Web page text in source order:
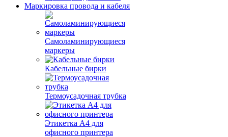
Маркировка провода и кабеля
Самоламинирующиеся
маркеры
Кабельные бирки
Термоусадочная трубка
Этикетка А4 для
офисного принтера